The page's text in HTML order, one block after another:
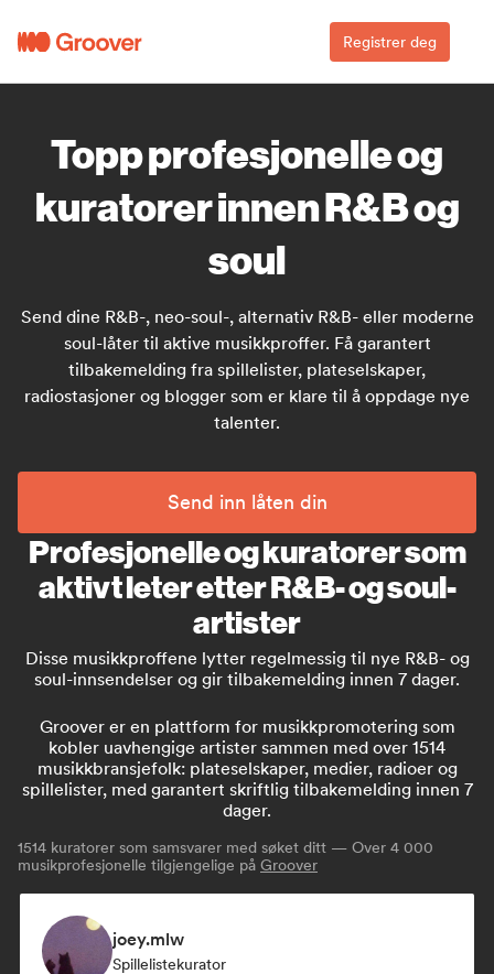
Registrer deg
Topp profesjonelle og
kuratorer innen R&B og
soul
Send dine R&B-, neo-soul-, alternativ R&B- eller moderne
soul-låter til aktive musikkproffer. Få garantert
tilbakemelding fra spillelister, plateselskaper,
radiostasjoner og blogger som er klare til å oppdage nye
talenter.
Send inn låten din
Profesjonelle og kuratorer som
aktivt leter etter R&B- og soul-
artister
Disse musikkproffene lytter regelmessig til nye R&B- og
soul-innsendelser og gir tilbakemelding innen 7 dager.
Groover er en plattform for musikkpromotering som
kobler uavhengige artister sammen med over 1514
musikkbransjefolk: plateselskaper, medier, radioer og
spillelister, med garantert skriftlig tilbakemelding innen 7
dager.
1514 kuratorer som samsvarer med søket ditt — Over 4 000
musikprofesjonelle tilgjengelige på Groover
joey.mlw
Spillelistekurator